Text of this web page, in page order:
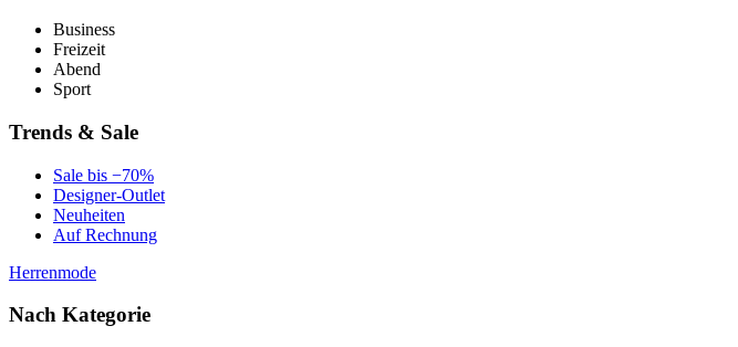
Business
Freizeit
Abend
Sport
Trends & Sale
Sale bis −70%
Designer-Outlet
Neuheiten
Auf Rechnung
Herrenmode
Nach Kategorie